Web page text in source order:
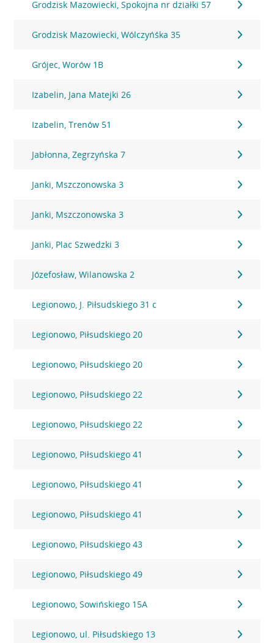
Grodzisk Mazowiecki, Spokojna nr działki 57
Grodzisk Mazowiecki, Wólczyńśka 35
Grójec, Worów 1B
Izabelin, Jana Matejki 26
Izabelin, Trenów 51
Jabłonna, Zegrzyńska 7
Janki, Mszczonowska 3
Janki, Mszczonowska 3
Janki, Plac Szwedzki 3
Józefosław, Wilanowska 2
Legionowo, J. Piłsudskiego 31 c
Legionowo, Piłsudskiego 20
Legionowo, Piłsudskiego 20
Legionowo, Piłsudskiego 22
Legionowo, Piłsudskiego 22
Legionowo, Piłsudskiego 41
Legionowo, Piłsudskiego 41
Legionowo, Piłsudskiego 41
Legionowo, Piłsudskiego 43
Legionowo, Piłsudskiego 49
Legionowo, Sowińskiego 15A
Legionowo, ul. Piłsudskiego 13